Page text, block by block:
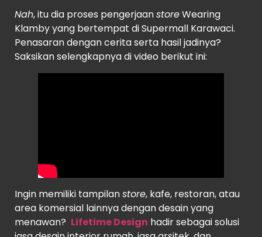
Nah, itu dia proses pengerjaanstoreWearing
Klamby yang bertempat di Supermall Karawaci.
Penasaran dengan cerita serta hasil jadinya?
Saksikan selengkapnya di video berikut ini:
Ingin memiliki tampilanstore, kafe, restoran, atau
area komersial lainnya dengan desain yang
menawan? Lifetime Design hadir sebagai solusi